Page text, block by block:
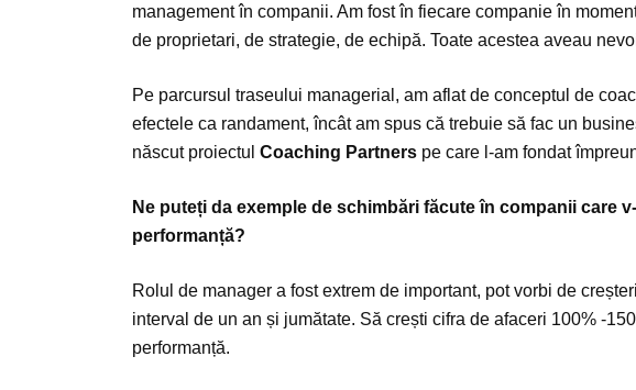
management în companii. Am fost în fiecare companie în
de proprietari, de strategie, de echipă. Toate acestea aveau
Pe parcursul traseului managerial, am aflat de conceptul de
efectele ca randament, încât am spus că trebuie să fac un
născut proiectul Coaching Partners pe care l-am fondat
Ne puteți da exemple de schimbări făcute în companii care
performanță?
Rolul de manager a fost extrem de important, pot vorbi de
interval de un an și jumătate. Să crești cifra de afaceri 100% -
performanță.